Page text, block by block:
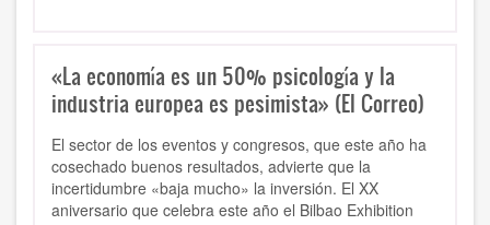
«La economía es un 50% psicología y la
industria europea es pesimista» (El Correo)
El sector de los eventos y congresos, que este año ha
cosechado buenos resultados, advierte que la
incertidumbre «baja mucho» la inversión. El XX
aniversario que celebra este año el Bilbao Exhibition